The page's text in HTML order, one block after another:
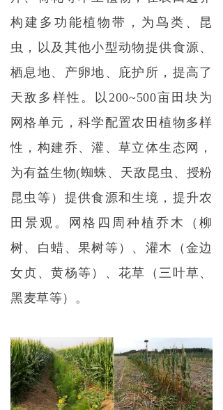
构建多功能植物带，为鸟类、昆
虫，以及其他小型动物提供食源、
栖息地、产卵地、庇护所，提高了
天敌多样性。以200~500亩田块为
网格单元，科学配置农田植物多样
性，构建乔、灌、草立体生态网，
为有益生物(蜘蛛、天敌昆虫、授粉
昆虫等）提供食源和生境，提升农
田景观。网格四周种植乔木（柳
树、白蜡、果树等）、灌木（金边
女贞、黄杨等）、花草（三叶草、
黑麦草等）。